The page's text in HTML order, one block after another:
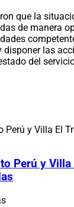
que la
de manera
disponer las
del
Perú y